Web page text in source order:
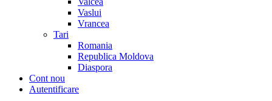
Vaslui
Vrancea
Tari
Romania
Republica Moldova
Diaspora
Cont nou
Autentificare